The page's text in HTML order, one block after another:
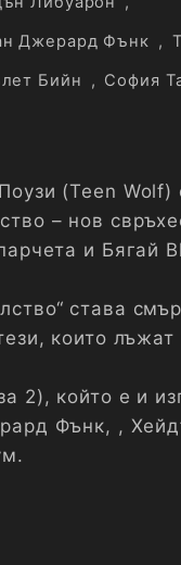
Джерард Фънк ,
Бийн
, София
(Teen Wolf)
– нов
и Бягай
става
които лъжат
2), който е и
Фънк, ,